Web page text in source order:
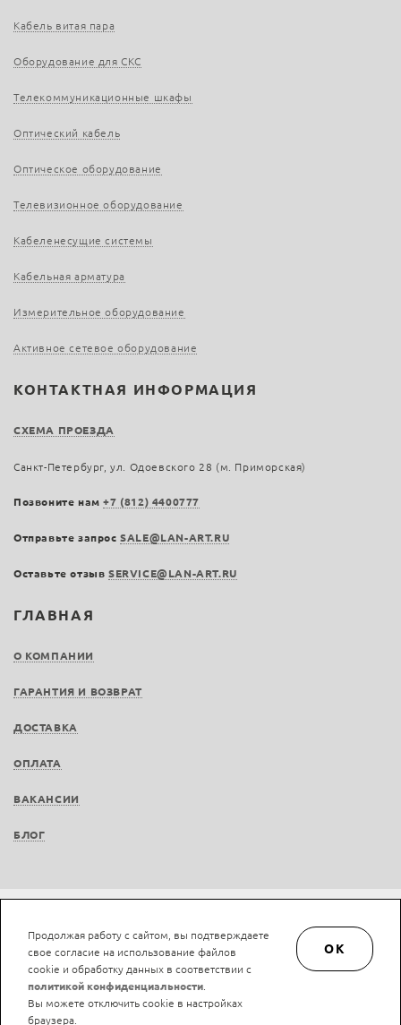
ГЛАВНАЯ
О КОМПАНИИ
ГАРАНТИЯ И ВОЗВРАТ
ДОСТАВКА
ОПЛАТА
ВАКАНСИИ
БЛОГ
Кабель витая пара
Оборудование для СКС
Телекоммуникационные шкафы
Оптический кабель
Оптическое оборудование
Телевизионное оборудование
Кабеленесущие системы
Кабельная арматура
Измерительное оборудование
Активное сетевое оборудование
КОНТАКТНАЯ ИНФОРМАЦИЯ
СХЕМА ПРОЕЗДА
Санкт-Петербург, ул. Одоевского 28 (м. Приморская)
Позвоните нам+7 (812) 4400777
Отправьте запросSALE@LAN-ART.RU
Оставьте отзыв SERVICE@LAN-ART.RU
Не является публичной офертой © LAN-art.ru, 2013—2026. Все права защищены.
Политика конфиденциальности.
Положение об обработке и защите персональных
данных.
Продолжая работу с сайтом, вы подтверждаете
свое согласие на использование файлов
cookie и обработку данных в соответствии с
политикой конфиденциальности
Вы можете отключить cookie в настройках
браузера.
OK